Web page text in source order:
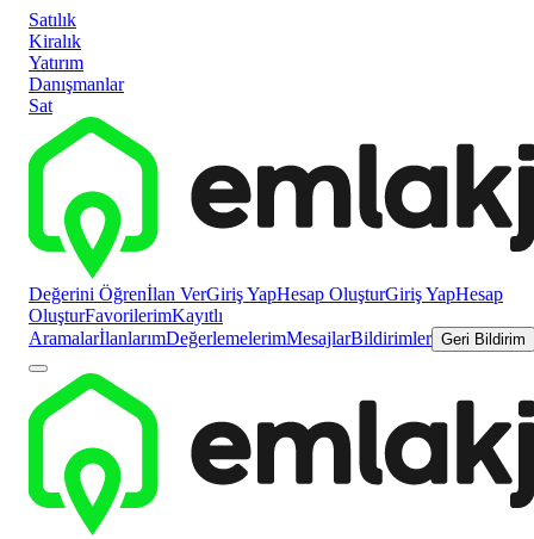
Satılık
Kiralık
Yatırım
Danışmanlar
Sat
Değerini Öğrenİlan VerGiriş YapHesap OluşturGiriş YapHesap
OluşturFavorilerimKayıtlı
AramalarİlanlarımDeğerlemelerimMesajlarBildirimler Geri Bildirim